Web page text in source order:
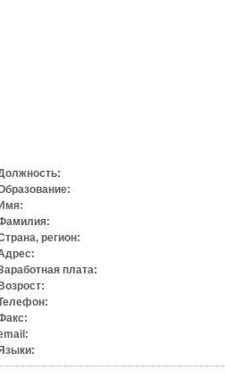
Имя:
регион:
плата:
Возрост: